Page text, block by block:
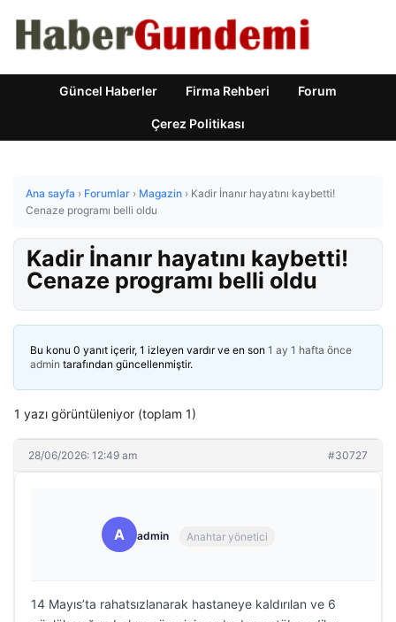
Güncel Haberler Firma Rehberi Forum
Çerez Politikası
Ana sayfa › Forumlar › Magazin › Kadir İnanır hayatını kaybetti!
Cenaze programı belli oldu
Kadir İnanır hayatını kaybetti!
Cenaze programı belli oldu
Bu konu 0 yanıt içerir, 1 izleyen vardır ve en son 1 ay 1 hafta önce
admin tarafından güncellenmiştir.
1 yazı görüntüleniyor (toplam 1)
28/06/2026: 12:49 am #30727
A admin Anahtar yönetici
14 Mayıs’ta rahatsızlanarak hastaneye kaldırılan ve 6